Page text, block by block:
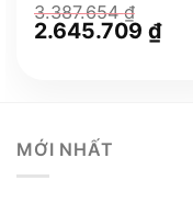
3.387.654₫
Giá
gốc
2.645.709 ₫Giá
hiện
MỚI NHẤT